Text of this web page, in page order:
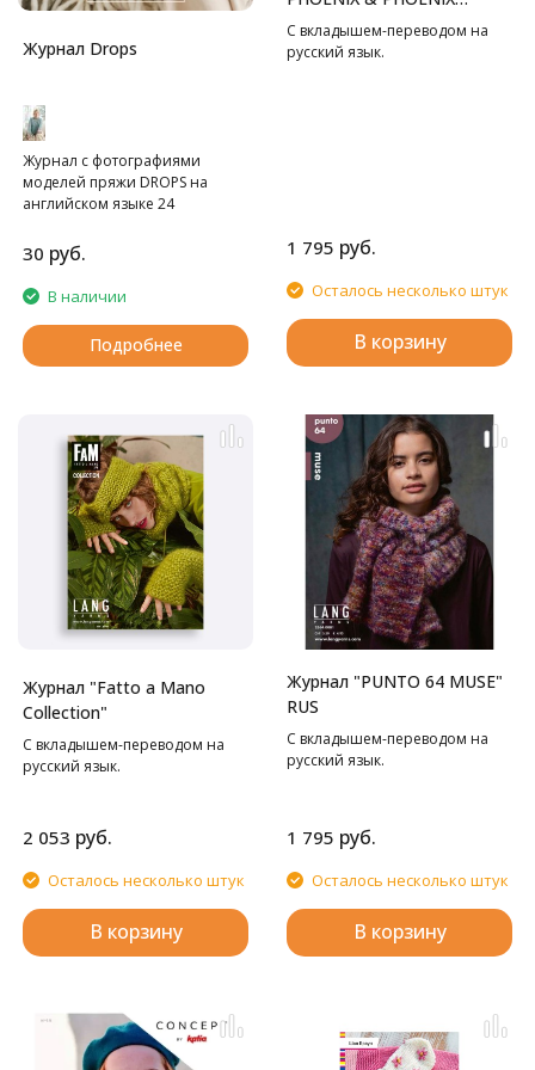
Журнал Drops
Журнал с фотографиями
моделей пряжи DROPS на
английском языке 24
30 руб.
В наличии
Подробнее
TWEED" RUS
С вкладышем-переводом на
русский язык.
1 795 руб.
Осталось несколько штук
В корзину
Журнал "Fatto a Mano
Collection"
С вкладышем-переводом на
русский язык.
2 053 руб.
Осталось несколько штук
В корзину
Журнал "PUNTO 64 MUSE"
RUS
С вкладышем-переводом на
русский язык.
1 795 руб.
Осталось несколько штук
В корзину